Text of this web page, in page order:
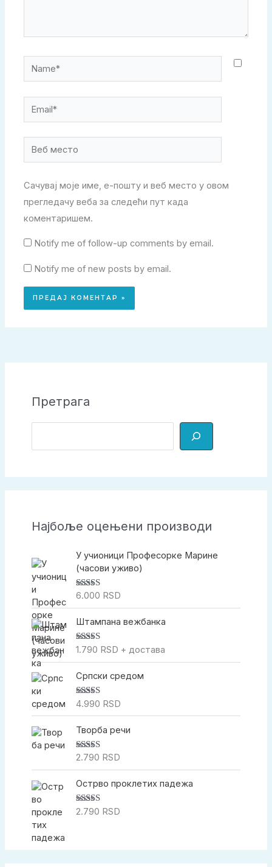
Name*
Email*
Веб
место
Сачувај моје име, е-пошту и веб место у овом
прегледачу веба за следећи пут када
коментаришем.
Notify me of follow-up comments by email.
Notify me of new posts by email.
Претрага
р
Најбоље оцењени производи
У учионици Професорке Марине
(часови уживо)
Оцењено са
6.000 RSD
Штампана вежбанка
Оцењено са
1.790 RSD + достава
Српски средом
Оцењено са
4.990 RSD
Творба речи
Оцењено са
2.790 RSD
Острво проклетих падежа
Оцењено са
2.790 RSD